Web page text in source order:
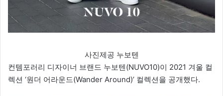
사진제공 누보텐
컨템포러리 디자이너 브랜드 누보텐(NUVO10)이 2021 겨울 컬
렉션 ‘원더 어라운드(Wander Around)’ 컬렉션을 공개했다.